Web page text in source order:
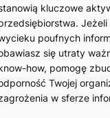
kluczowe
Jeżeli
poufnych
się utraty
how, pomogę
Twojej
w sferze